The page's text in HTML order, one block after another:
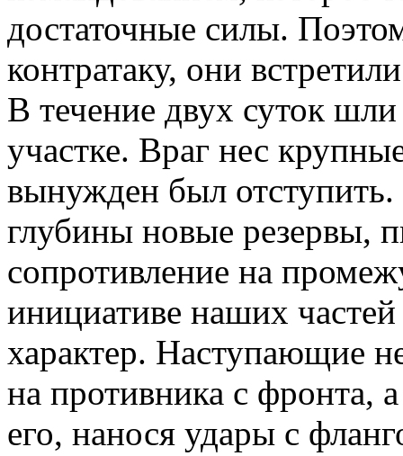
достаточные силы.
контратаку, они
В течение двух суток
участке. Враг нес
вынужден был
глубины новые резервы,
сопротивление на
инициативе наших
характер. Наступающие
на противника с фронта,
его, нанося удары с